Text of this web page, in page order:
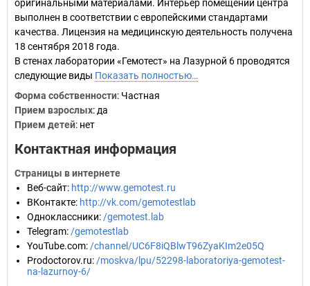
оригинальными материалами. Интерьер помещений центра
выполнен в соответствии с европейскими стандартами
качества. Лицензия на медицинскую деятельность получена
18 сентября 2018 года.
В стенах лаборатории «Гемотест» на Лазурной 6 проводятся
следующие виды Показать полностью…
Форма собственности: Частная
Прием взрослых: да
Прием детей: нет
Контактная информация
Страницы в интернете
Веб-сайт: http://www.gemotest.ru
ВКонтакте: http://vk.com/gemotestlab
Одноклассники: /gemotest.lab
Telegram: /gemotestlab
YouTube.com: /channel/UC6F8iQBlwT96ZyaKIm2e05Q
Prodoctorov.ru: /moskva/lpu/52298-laboratoriya-gemotest-
na-lazurnoy-6/